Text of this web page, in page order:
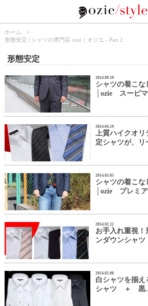
ホーム
形態安定 | シャツの専門店 ozie｜オジエ - Part 2
形態安定
2014.09.19
シャツの着こな
│ozie スーピ
2014.04.19
上質ハイクオリ
定シャツが、
2014.03.03
シャツの着こな
│ozie プレミ
2014.02.22
お手入れ重視！
ンダウンシャ
2014.02.08
白シャツを揃え
シャツ ＋